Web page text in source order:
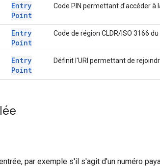
Entry
Point
Code PIN permettant d'accéder à
Entry
Point
Code de région CLDR/ISO 3166
Entry
Point
Définit l'URI permettant de
par exemple s'il s'agit d'un numéro